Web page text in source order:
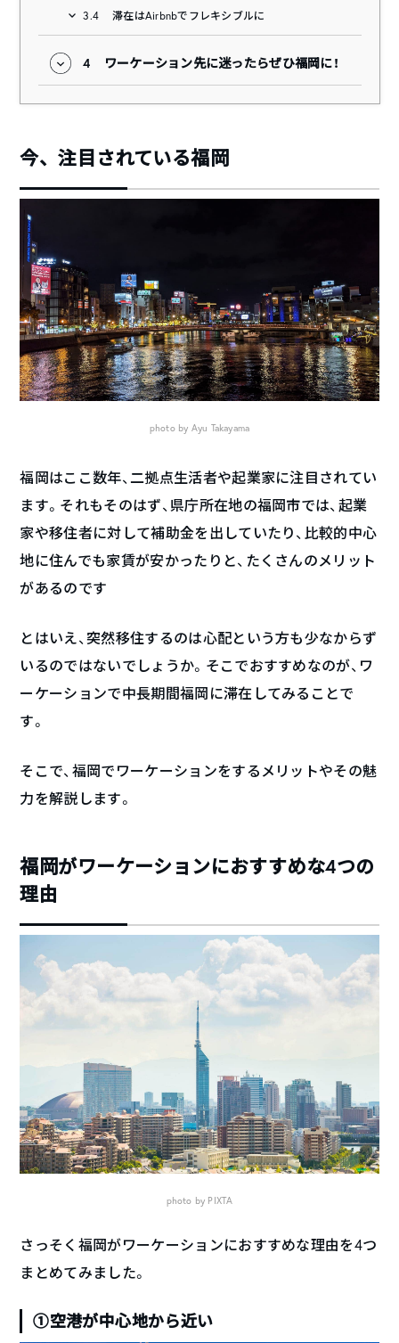
3.4 滞在はAirbnbでフレキシブルに
4 ワーケーション先に迷ったらぜひ福岡に！
今、注目されている福岡
photo by Ayu Takayama
福岡はここ数年、二拠点生活者や起業家に注目されてい
ます。それもそのはず、県庁所在地の福岡市では、起業
家や移住者に対して補助金を出していたり、比較的中心
地に住んでも家賃が安かったりと、たくさんのメリット
があるのです
とはいえ、突然移住するのは心配という方も少なからず
いるのではないでしょうか。そこでおすすめなのが、ワ
ーケーションで中長期間福岡に滞在してみることで
す。
そこで、福岡でワーケーションをするメリットやその魅
力を解説します。
福岡がワーケーションにおすすめな4つの
理由
photo by PIXTA
さっそく福岡がワーケーションにおすすめな理由を4つ
まとめてみました。
①空港が中心地から近い